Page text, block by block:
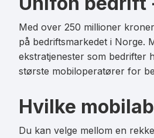
Datarollover
Bruk i EU/EØS
Les mer om Unifon 60 GB
Med over 250 millioner
på bedriftsmarkedet i Norge.
ekstratjenester som bedrifter
største mobiloperatører for
Hvilke
Du kan velge mellom en